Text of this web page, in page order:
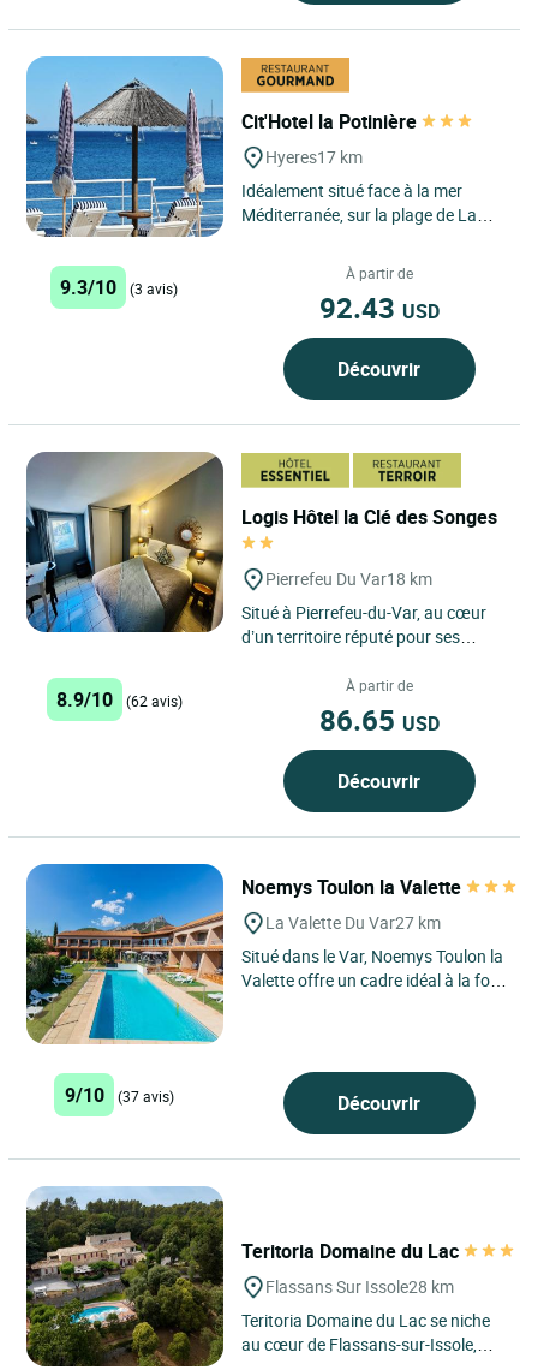
Cit'Hotel la Potinière
Hyeres17 km
Idéalement situé face à la mer
Méditerranée, sur la plage de La
Potinière est...
9.3/10 (3 avis)
À partir de
92.43 USD
Découvrir
Logis Hôtel la Clé des Songes
Pierrefeu Du Var18 km
Situé à Pierrefeu-du-Var, au cœur
d’un territoire réputé pour ses
provençal, le Logis...
8.9/10 (62 avis)
À partir de
86.65 USD
Découvrir
Noemys Toulon la Valette
La Valette Du Var27 km
Situé dans le Var, Noemys Toulon la
Valette offre un cadre idéal à la fois
9/10 (37 avis) Découvrir
Teritoria Domaine du Lac
Flassans Sur Issole28 km
Teritoria Domaine du Lac se niche
au cœur de Flassans-sur-Issole,